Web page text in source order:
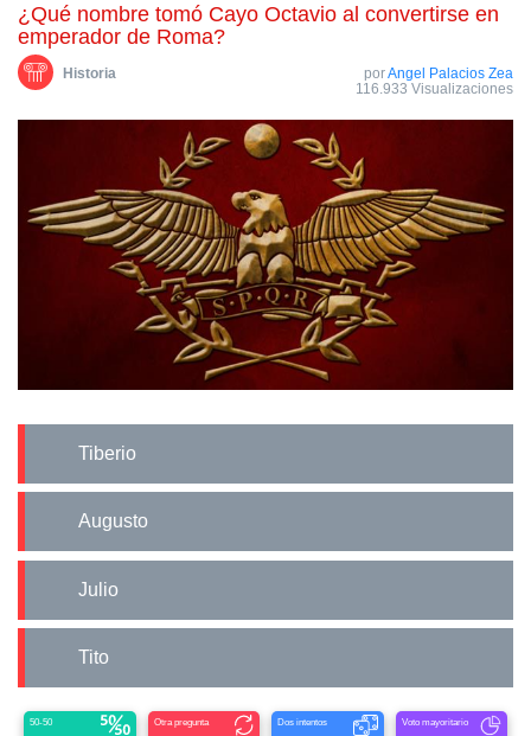
¿Qué nombre tomó Cayo Octavio al convertirse en
emperador de Roma?
Historia porAngel Palacios Zea
116.933 Visualizaciones
Tiberio
Augusto
Julio
Tito
50-50 Otra pregunta Dos intentos Voto mayoritario